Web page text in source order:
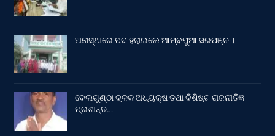
ଅନାସ୍ଥାରେ ପଦ ହରାଇଲେ ଆମ୍ବପୁଆ ସରପଞ୍ଚ ।
ବେଲଗୁଣ୍ଠା ବ୍ଳକ ଅଧ୍ୟକ୍ଷ ତଥା ବିଶିଷ୍ଟ ରାଜନୀତିଜ୍ଞ
ପ୍ରଶାନ୍ତ…